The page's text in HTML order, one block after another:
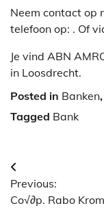
Neem contact op
telefoon op: . Of
Je vind ABN
in Loosdrecht.
Posted in Banken,
Tagged Bank
Previous:
Co√∂p. Rabo